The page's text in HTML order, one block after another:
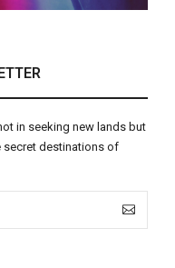
in seeking new lands but
secret destinations of